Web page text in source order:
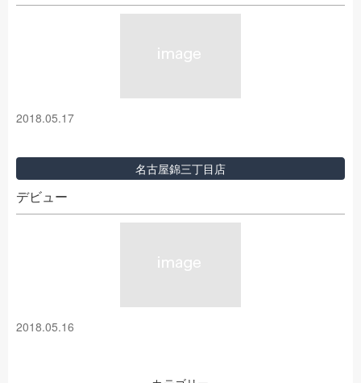
2018.05.17
名古屋錦三丁目店
デビュー
2018.05.16